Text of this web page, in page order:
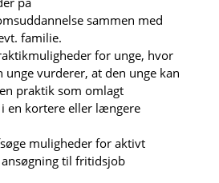
sammen med
familie.
for unge, hvor
unge vurderer, at den unge kan
praktik som omlagt
en kortere eller længere
muligheder for aktivt
til fritidsjob